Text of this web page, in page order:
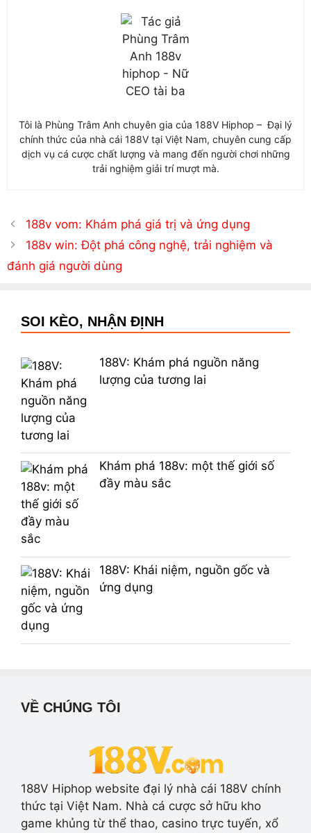
Tôi là Phùng Trâm Anh chuyên gia của 188V Hiphop – Đại lý
chính thức của nhà cái 188V tại Việt Nam, chuyên cung cấp
dịch vụ cá cược chất lượng và mang đến người chơi những
trải nghiệm giải trí mượt mà.
188v vom: Khám phá giá trị và ứng dụng
188v win: Đột phá công nghệ, trải nghiệm và
đánh giá người dùng
SOI KÈO, NHẬN ĐỊNH
188V: Khám phá nguồn năng
lượng của tương lai
Khám phá 188v: một thế giới số
đầy màu sắc
188V: Khái niệm, nguồn gốc và
ứng dụng
VỀ CHÚNG TÔI
188V Hiphop website đại lý nhà cái 188V chính
thức tại Việt Nam. Nhà cá cược sở hữu kho
game khủng từ thể thao, casino trực tuyến, xổ